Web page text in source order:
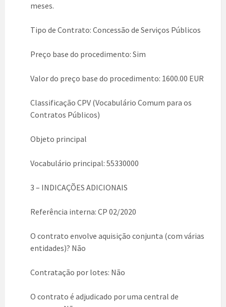
meses.
Tipo de Contrato: Concessão de Serviços Públicos
Preço base do procedimento: Sim
Valor do preço base do procedimento: 1600.00 EUR
Classificação CPV (Vocabulário Comum para os
Contratos Públicos)
Objeto principal
Vocabulário principal: 55330000
3 – INDICAÇÕES ADICIONAIS
Referência interna: CP 02/2020
O contrato envolve aquisição conjunta (com várias
entidades)? Não
Contratação por lotes: Não
O contrato é adjudicado por uma central de